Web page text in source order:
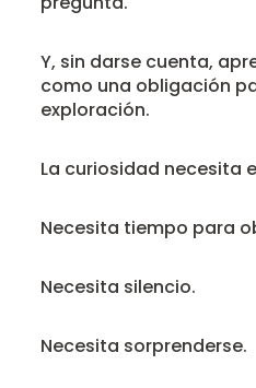
Y, sin darse cuenta,
como una obligación
exploración.
La curiosidad necesita
Necesita tiempo para
Necesita silencio.
Necesita sorprenderse.